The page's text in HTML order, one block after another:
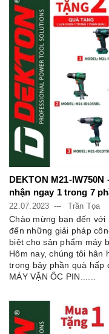
DEKTON M21-
nhận ngay 1 trong 7
22.07.2023 Trần Tọa
Chào mừng bạn đến với
đến những giải pháp
biệt cho sản phẩm máy
Hôm nay, chúng tôi hân
trong bảy phần quà hấp
MÁY VẶN ỐC PIN......